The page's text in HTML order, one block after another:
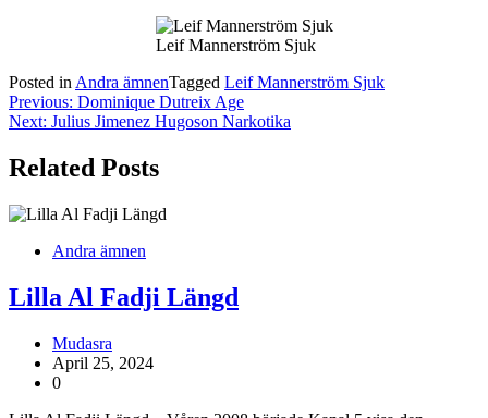
Leif Mannerström Sjuk
Posted in Andra ämnenTagged Leif Mannerström Sjuk
Post
navigation
Previous: Dominique Dutreix Age
Next: Julius Jimenez Hugoson Narkotika
Related Posts
Andra ämnen
Lilla Al Fadji Längd
Mudasra
April 25, 2024
0